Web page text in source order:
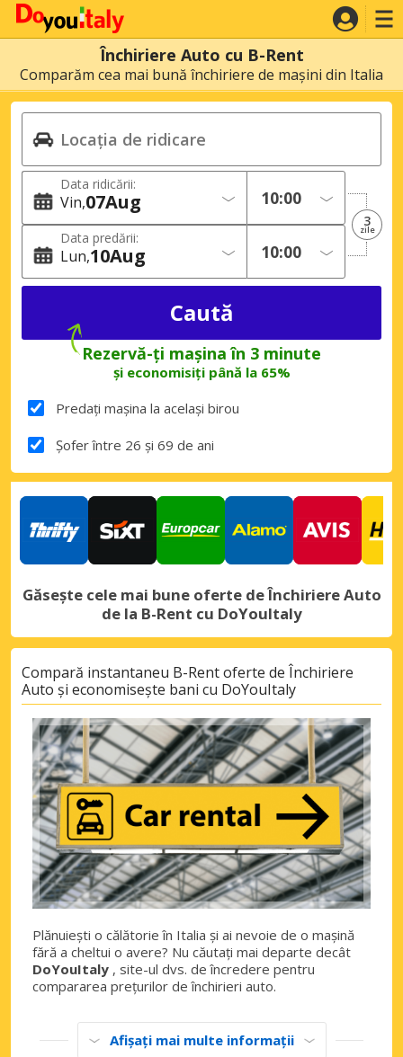
Închiriere Auto cu B-Rent
Comparăm cea mai bună închiriere de mașini din Italia
Data ridicării:
Vin 07Aug
Data predării:
Lun 10Aug
3
zile
Rezervă-ți mașina în 3 minute
și economisiți până la 65%
Predați mașina la același birou
Șofer între 26 și 69 de ani
Găsește cele mai bune oferte de Închiriere Auto
de la B-Rent cu DoYouItaly
Compară instantaneu B-Rent oferte de Închiriere
Auto și economisește bani cu DoYouItaly
Plănuiești o călătorie în Italia și ai nevoie de o mașină
fără a cheltui o avere? Nu căutați mai departe decât
DoYouItaly , site-ul dvs. de încredere pentru
compararea prețurilor de închirieri auto.
Afișați mai multe informații